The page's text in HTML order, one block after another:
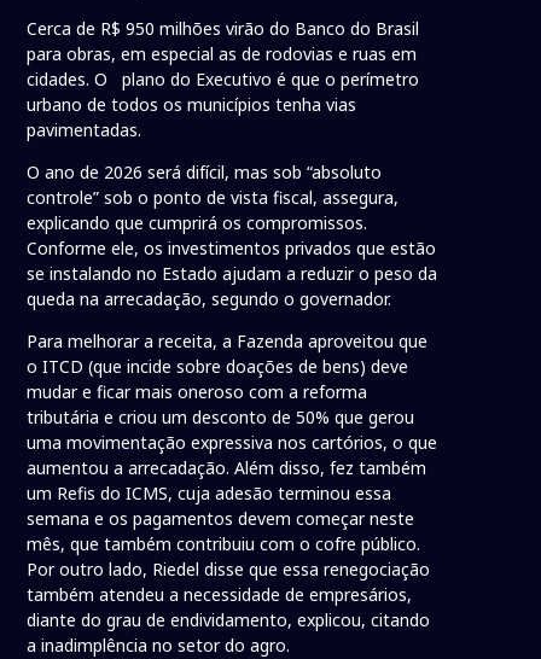
Cerca de R$ 950 milhões virão do Banco do Brasil
para obras, em especial as de rodovias e ruas em
cidades. O plano do Executivo é que o perímetro
urbano de todos os municípios tenha vias
pavimentadas.
O ano de 2026 será difícil, mas sob “absoluto
controle” sob o ponto de vista fiscal, assegura,
explicando que cumprirá os compromissos.
Conforme ele, os investimentos privados que estão
se instalando no Estado ajudam a reduzir o peso da
queda na arrecadação, segundo o governador.
Para melhorar a receita, a Fazenda aproveitou que
o ITCD (que incide sobre doações de bens) deve
mudar e ficar mais oneroso com a reforma
tributária e criou um desconto de 50% que gerou
uma movimentação expressiva nos cartórios, o que
aumentou a arrecadação. Além disso, fez também
um Refis do ICMS, cuja adesão terminou essa
semana e os pagamentos devem começar neste
mês, que também contribuiu com o cofre público.
Por outro lado, Riedel disse que essa renegociação
também atendeu a necessidade de empresários,
diante do grau de endividamento, explicou, citando
a inadimplência no setor do agro.